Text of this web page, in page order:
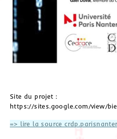
Site du projet :
https://sites.google.com/view/
=> lire la source